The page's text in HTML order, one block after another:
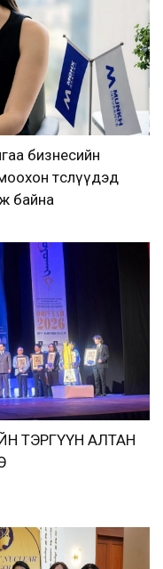
бизнесийн
төслүүдэд
байна
ТЭРГҮҮН АЛТАН